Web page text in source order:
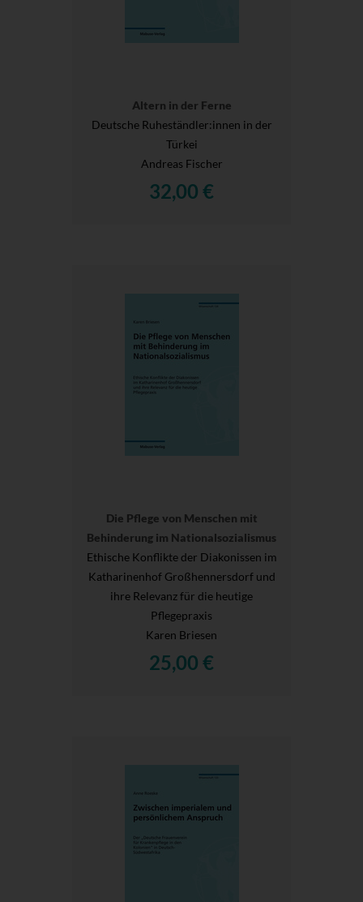
Altern in der Ferne
Deutsche Ruheständler:innen in der
Türkei
Andreas Fischer
32,00 €
Die Pflege von Menschen mit
Behinderung im Nationalsozialismus
Ethische Konflikte der Diakonissen im
Katharinenhof Großhennersdorf und
ihre Relevanz für die heutige
Pflegepraxis
Karen Briesen
25,00 €